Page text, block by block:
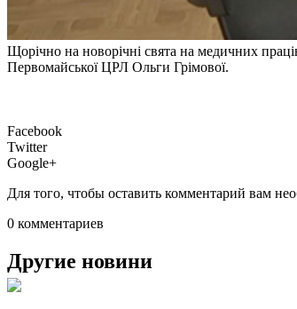
Щорічно на новорічні свята на медичних
Первомайської ЦРЛ Ольги Грімової.
Facebook
Twitter
Google+
Для того, чтобы оставить комментарий вам
0 комментариев
Другие новини